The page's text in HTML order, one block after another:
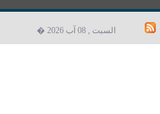
السبت , 08 آب 2026 �